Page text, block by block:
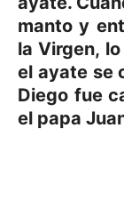
manto y
la Virgen,
el ayate se
Diego fue
el papa